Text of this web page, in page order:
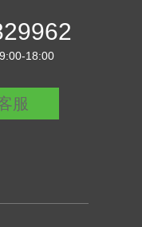
18:00
服